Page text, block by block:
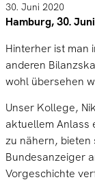
30. Juni 2020
Hamburg, 30.
Hinterher ist man
anderen
wohl übersehen
Unser Kollege,
aktuellem Anlass
zu nähern,
Bundesanzeiger
Vorgeschichte